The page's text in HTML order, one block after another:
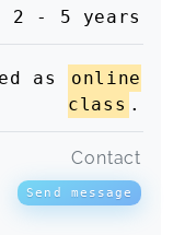
2 - 5 years
as
online
class .
Contact
Send message